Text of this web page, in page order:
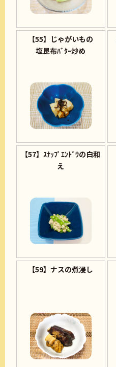
【55】じゃがいもの
塩昆布ﾊﾞﾀｰ炒め
【57】ｽﾅｯﾌﾟｴﾝﾄﾞｳの白和
え
【59】ナスの煮浸し